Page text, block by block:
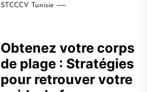
STCCCV Tunisie
Obtenez votre corps
de plage : Stratégies
pour retrouver votre